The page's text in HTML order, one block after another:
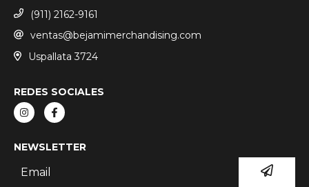
(911) 2162-9161
ventas@bejamimerchandising.com
Uspallata 3724
REDES SOCIALES
NEWSLETTER